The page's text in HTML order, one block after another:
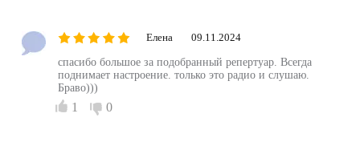
Елена 09.11.2024
спасибо большое за подобранный репертуар. Всегда
поднимает настроение. только это радио и слушаю.
Браво)))
1 0